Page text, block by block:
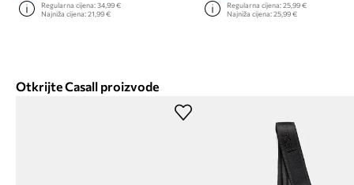
Regularna cijena:34,99 €
Najniža cijena:21,99 €
Regularna cijena: 25,99 €
Najniža cijena: 25,99 €
Otkrijte Casall proizvode